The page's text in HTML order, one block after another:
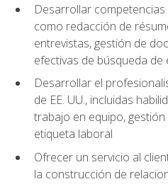
Desarrollar
como redacción de
entrevistas, gestión de
efectivas de búsqueda de
Desarrollar el
de EE. UU., incluidas
trabajo en equipo,
etiqueta laboral
Ofrecer un servicio al
la construcción de